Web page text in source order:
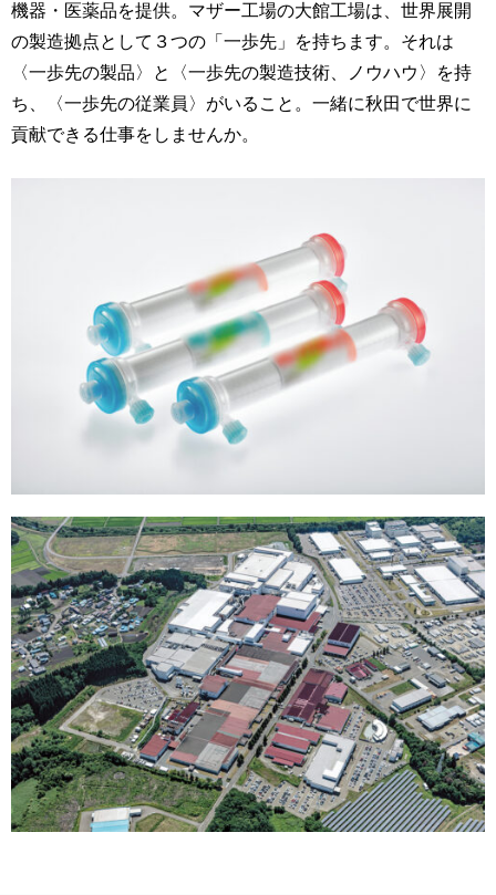
機器・医薬品を提供。マザー工場の大館工場は、世界展開
の製造拠点として３つの「一歩先」を持ちます。それは
〈一歩先の製品〉と〈一歩先の製造技術、ノウハウ〉を持
ち、〈一歩先の従業員〉がいること。一緒に秋田で世界に
貢献できる仕事をしませんか。